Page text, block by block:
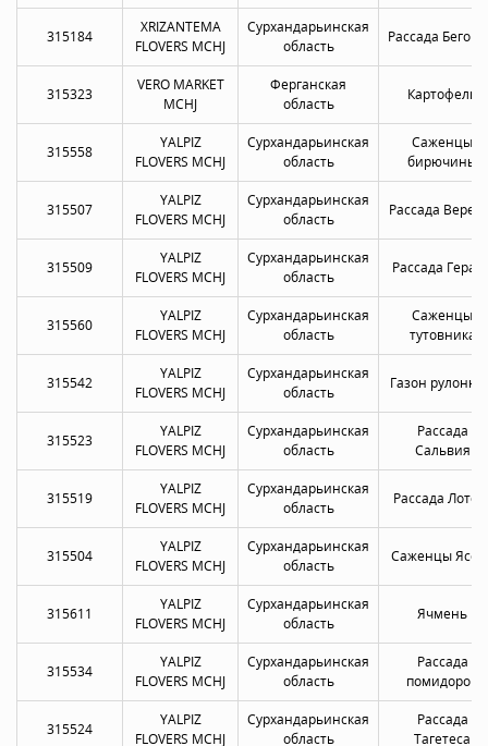
315184
XRIZANTEMA
FLOVERS MCHJ
Сурхандарьинская
область
Рассада
315323
VERO MARKET
MCHJ
Ферганская
область
Картофель
315558
YALPIZ
FLOVERS MCHJ
Сурхандарьинская
область
Саженцы
бирючины
315507
YALPIZ
FLOVERS MCHJ
Сурхандарьинская
область
Рассада
315509
YALPIZ
FLOVERS MCHJ
Сурхандарьинская
область
Рассада
315560
YALPIZ
FLOVERS MCHJ
Сурхандарьинская
область
Саженцы
тутовника
315542
YALPIZ
FLOVERS MCHJ
Сурхандарьинская
область
Газон
315523
YALPIZ
FLOVERS MCHJ
Сурхандарьинская
область
Рассада
Сальвия
315519
YALPIZ
FLOVERS MCHJ
Сурхандарьинская
область
Рассада
315504
YALPIZ
FLOVERS MCHJ
Сурхандарьинская
область
Саженцы
315611
YALPIZ
FLOVERS MCHJ
Сурхандарьинская
область
Ячмень
315534
YALPIZ
FLOVERS MCHJ
Сурхандарьинская
область
Рассада
помидоров
315524
YALPIZ
FLOVERS MCHJ
Сурхандарьинская
область
Рассада
Тагетеса